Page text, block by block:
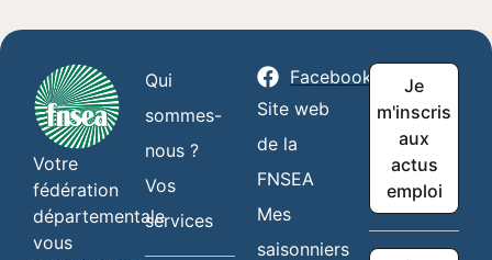
Votre
fédération
départementale
vous
Qui
sommes-
nous ?
Vos
services
Facebook
Site web
de la
FNSEA
Mes
saisonniers
Je
m'inscris
aux
actus
emploi